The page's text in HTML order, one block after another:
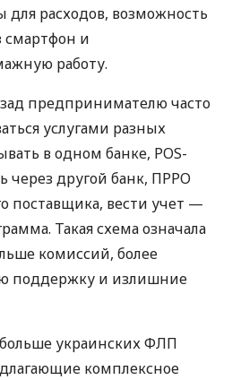
для расходов, возможность
смартфон и
работу.
предпринимателю часто
услугами разных
в одном банке, POS-
через другой банк, ПРРО
поставщика, вести учет —
Такая схема означала
комиссий, более
поддержку и излишние
украинских ФЛП
комплексное